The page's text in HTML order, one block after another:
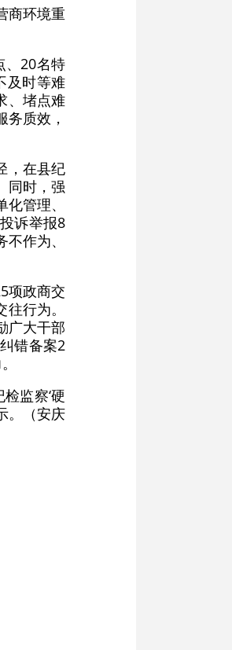
商环境重
、20名特
及时等难
、堵点难
质效，
，在县纪
同时，强
管理、
诉举报8
作为、
项政商交
行为。
广大干部
错备案2
监察‘硬
。（安庆